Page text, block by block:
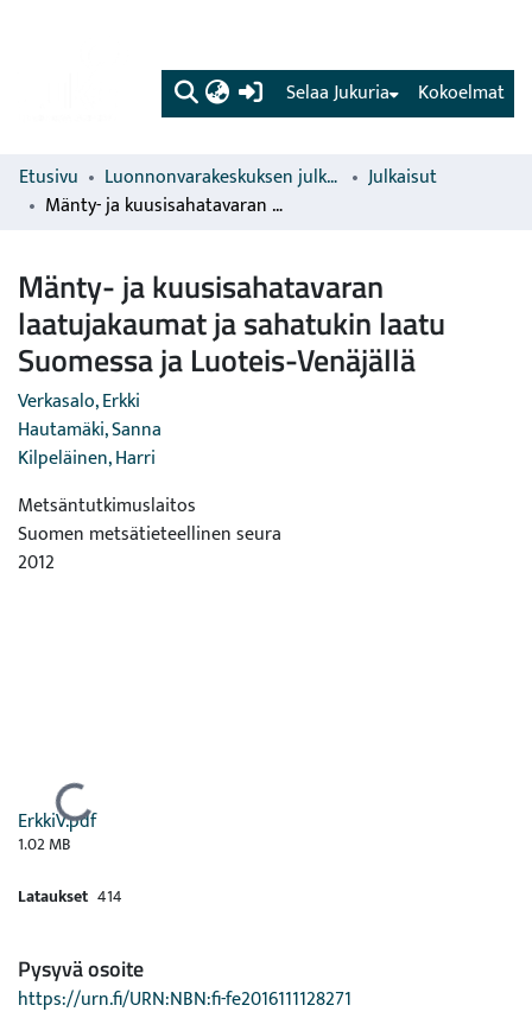
(current) Kokoelmat
Selaa Jukuria
Etusivu Luonnonvarakeskuksen julkaisut
Julkaisut
Mänty- ja kuusisahatavaran laatujakaumat ja sahatukin laatu Suomessa ja Luoteis-Venäjällä
Mänty- ja kuusisahatavaran
laatujakaumat ja sahatukin laatu
Suomessa ja Luoteis-Venäjällä
Verkasalo, Erkki
Hautamäki, Sanna
Kilpeläinen, Harri
Metsäntutkimuslaitos
Suomen metsätieteellinen seura
2012
Ladataan...
ErkkiV.pdf
1.02 MB
Lataukset 414
Pysyvä osoite
https://urn.fi/URN:NBN:fi-fe2016111128271